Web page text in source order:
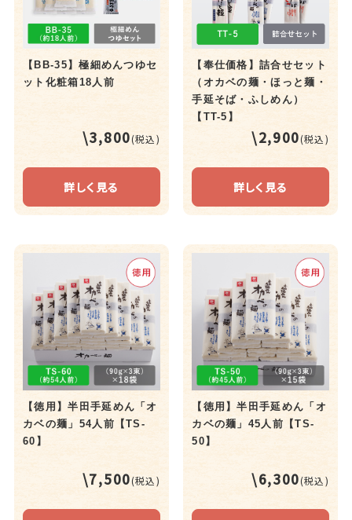
【BB-35】極細めんつゆセ
ット化粧箱18人前
\3,800(税込)
詳しく見る
【奉仕価格】詰合せセット
（オカベの麺・ほっと麺・
手延そば・ふしめん）
【TT-5】
\2,900(税込)
詳しく見る
【徳用】半田手延めん「オ
カベの麺」54人前【TS-
60】
\7,500(税込)
【徳用】半田手延めん「オ
カベの麺」45人前【TS-
50】
\6,300(税込)